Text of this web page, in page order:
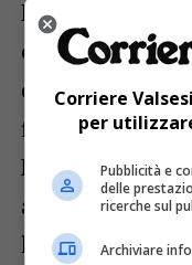
L’opera (del
euro, di cui
cappella e
finanziata dalla
Novarese
anche dei
lavori sono
Corriere
per
Pubblicità e
delle
ricerche sul
Archiviare